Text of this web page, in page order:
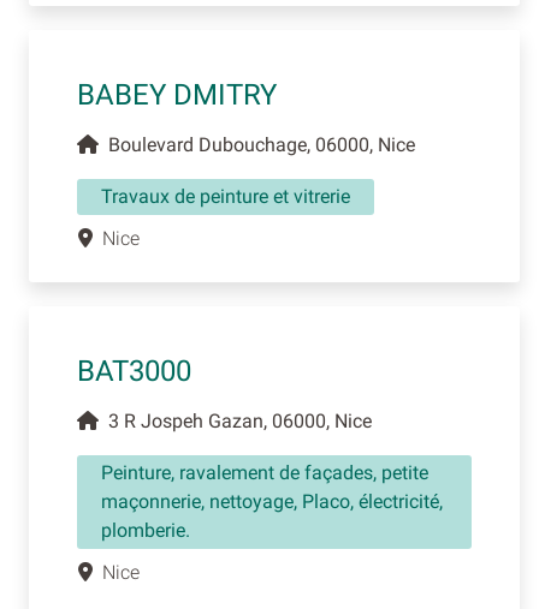
BABEY DMITRY
Boulevard Dubouchage, 06000, Nice
Travaux de peinture et vitrerie
Nice
BAT3000
3 R Jospeh Gazan, 06000, Nice
Peinture, ravalement de façades, petite
maçonnerie, nettoyage, Placo, électricité,
plomberie.
Nice